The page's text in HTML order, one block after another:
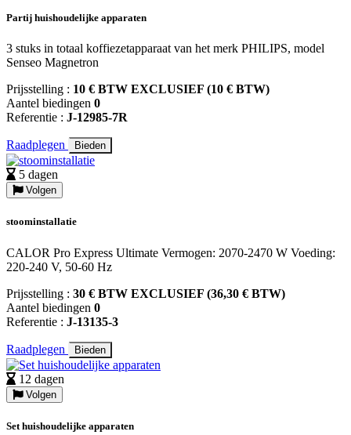
Partij huishoudelijke apparaten
3 stuks in totaal koffiezetapparaat van het merk PHILIPS, model
Senseo Magnetron
Prijsstelling : 10 € BTW EXCLUSIEF (10 € BTW)
Aantel biedingen 0
Referentie : J-12985-7R
Raadplegen Bieden
5 dagen
Volgen
stoominstallatie
CALOR Pro Express Ultimate Vermogen: 2070-2470 W Voeding:
220-240 V, 50-60 Hz
Prijsstelling : 30 € BTW EXCLUSIEF (36,30 € BTW)
Aantel biedingen 0
Referentie : J-13135-3
Raadplegen Bieden
12 dagen
Volgen
Set huishoudelijke apparaten